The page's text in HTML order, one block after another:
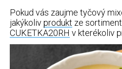
Pokud vás zaujme tyčový
jakýkolivprodukt ze
CUKETKA20RH v kterékoliv